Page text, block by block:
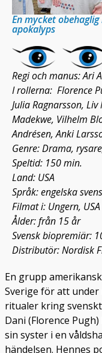
En mycket
apokalyps
Regi och manus: Ari
I rollerna: Florence
Julia Ragnarsson,
Madekwe, Vilhelm
Andrésen, Anki
Genre: Drama,
Speltid: 150 min.
Land: USA
Språk: engelska
Filmat i: Ungern, USA
Ålder: från 15 år
Svensk biopremiär:
Distributör: Nordisk
En grupp
Sverige för att
ritualer kring
Dani (Florence
sin syster i en
händelsen. Hennes